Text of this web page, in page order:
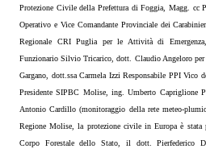
Protezione Civile della Prefettura di Foggia, Magg. cc
Operativo e Vice Comandante Provinciale dei
Regionale CRI Puglia per le Attività di
Funzionario Silvio Tricarico, dott. Claudio Angeloro
Gargano, dott.ssa Carmela Izzi Responsabile PPI Vico
Presidente SIPBC Molise, ing. Umberto Capriglione
Antonio Cardillo (monitoraggio della rete meteo-
Regione Molise, la protezione civile in Europa è stata
Corpo Forestale dello Stato, il dott. Pierfederico